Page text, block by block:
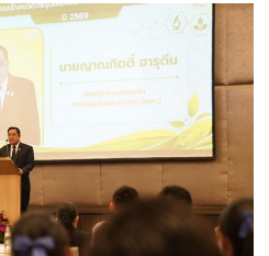
การ
ข้าม
พรมแดน(Cross-
e-
Commerce)
สมาคม
ส่ง